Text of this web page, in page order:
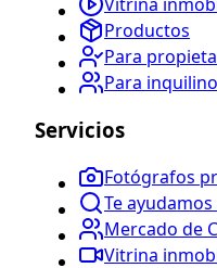
Productos
Para
Para
Servicios
Fotógrafos
Te
Mercado de
Vitrina